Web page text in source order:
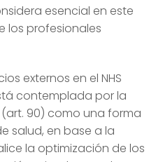
esencial en este
los profesionales
externos en el NHS
contemplada por la
(art. 90) como una forma
salud, en base a la
la optimización de los